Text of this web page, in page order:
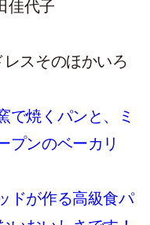
佳代子
スそのほかいろ
で焼くパンと、ミ
プンのベーカリ
ドが作る高級食パ